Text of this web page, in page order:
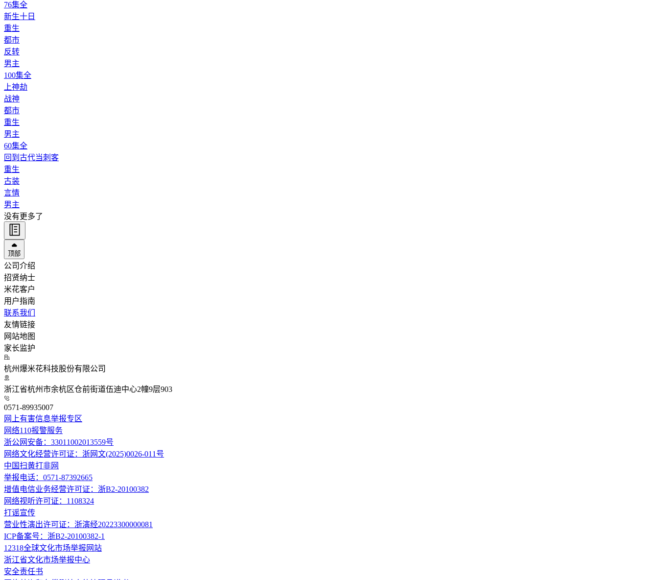
76集全
新生十日
重生
都市
反转
男主
100集全
上神劫
战神
都市
重生
男主
60集全
回到古代当刺客
重生
古装
言情
男主
没有更多了
顶部
公司介绍
招贤纳士
米花客户
用户指南
联系我们
友情链接
网站地图
家长监护
杭州爆米花科技股份有限公司
浙江省杭州市余杭区仓前街道伍迪中心2幢9层903
0571-89935007
网上有害信息举报专区
网络110报警服务
浙公网安备：33011002013559号
网络文化经营许可证：浙网文(2025)0026-011号
中国扫黄打非网
举报电话：0571-87392665
增值电信业务经营许可证：浙B2-20100382
网络视听许可证：1108324
打谣宣传
营业性演出许可证：浙演经20223300000081
ICP备案号：浙B2-20100382-1
12318全球文化市场举报网站
浙江省文化市场举报中心
安全责任书